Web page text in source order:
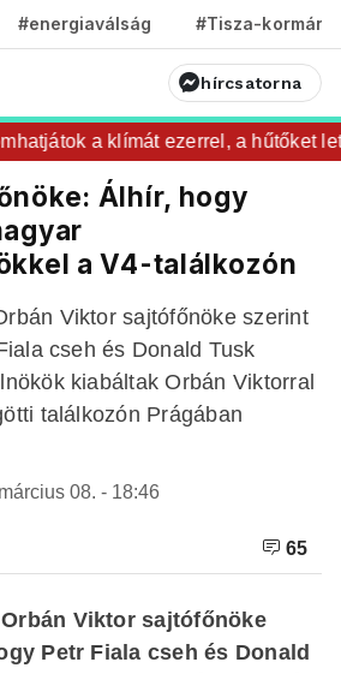
#energiaválság #Tisza-kormány
hírcsatorna
a klímát ezerrel, a hűtőket
Álhír, hogy
a V4-találkozón
Viktor sajtófőnöke szerint
cseh és Donald Tusk
kiabáltak Orbán Viktorral
találkozón Prágában
08. - 18:46
65
Viktor sajtófőnöke
Petr Fiala cseh és Donald